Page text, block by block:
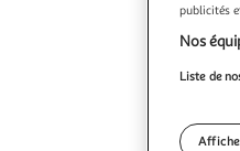
publicités
Nos
Liste de